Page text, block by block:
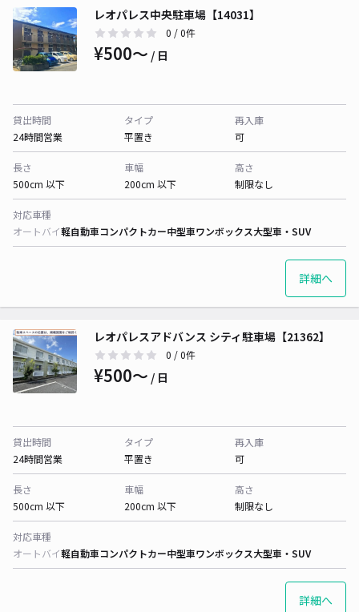
レオパレス中央駐車場【14031】
0 / 0件
¥500〜 / 日
貸出時間
24時間営業
タイプ
平置き
再入庫
可
長さ
500cm 以下
車幅
200cm 以下
高さ
制限なし
対応車種
オートバイ軽自動車コンパクトカー中型車ワンボックス大型車・SUV
詳細へ
レオパレスアドバンス シティ駐車場【21362】
0 / 0件
¥500〜 / 日
貸出時間
24時間営業
タイプ
平置き
再入庫
可
長さ
500cm 以下
車幅
200cm 以下
高さ
制限なし
対応車種
オートバイ軽自動車コンパクトカー中型車ワンボックス大型車・SUV
詳細へ